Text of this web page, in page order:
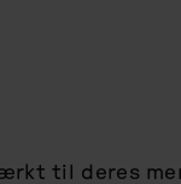
til deres